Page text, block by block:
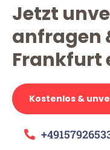
Jetzt
anfragen
Frankfurt
Kostenlos &